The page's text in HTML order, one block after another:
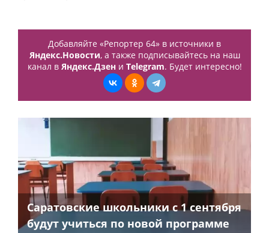
Добавляйте «Репортер 64» в источники в
Яндекс.Новости, а также подписывайтесь на наш
канал в Яндекс.Дзени Telegram. Будет интересно!
Саратовские школьники с 1 сентября
будут учиться по новой программе